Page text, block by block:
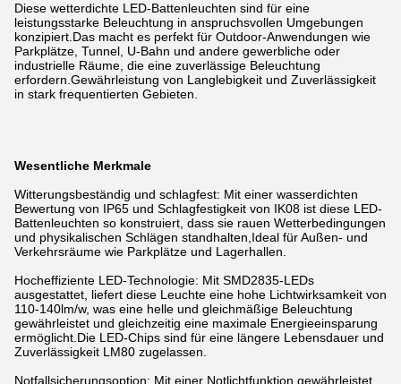
Diese wetterdichte LED-Battenleuchten sind für eine
leistungsstarke Beleuchtung in anspruchsvollen Umgebungen
konzipiert.Das macht es perfekt für Outdoor-Anwendungen wie
Parkplätze, Tunnel, U-Bahn und andere gewerbliche oder
industrielle Räume, die eine zuverlässige Beleuchtung
erfordern.Gewährleistung von Langlebigkeit und Zuverlässigkeit
in stark frequentierten Gebieten.
Wesentliche Merkmale
Witterungsbeständig und schlagfest: Mit einer wasserdichten
Bewertung von IP65 und Schlagfestigkeit von IK08 ist diese LED-
Battenleuchten so konstruiert, dass sie rauen Wetterbedingungen
und physikalischen Schlägen standhalten,Ideal für Außen- und
Verkehrsräume wie Parkplätze und Lagerhallen.
Hocheffiziente LED-Technologie: Mit SMD2835-LEDs
ausgestattet, liefert diese Leuchte eine hohe Lichtwirksamkeit von
110-140lm/w, was eine helle und gleichmäßige Beleuchtung
gewährleistet und gleichzeitig eine maximale Energieeinsparung
ermöglicht.Die LED-Chips sind für eine längere Lebensdauer und
Zuverlässigkeit LM80 zugelassen.
Notfallsicherungsoption: Mit einer Notlichtfunktion gewährleistet